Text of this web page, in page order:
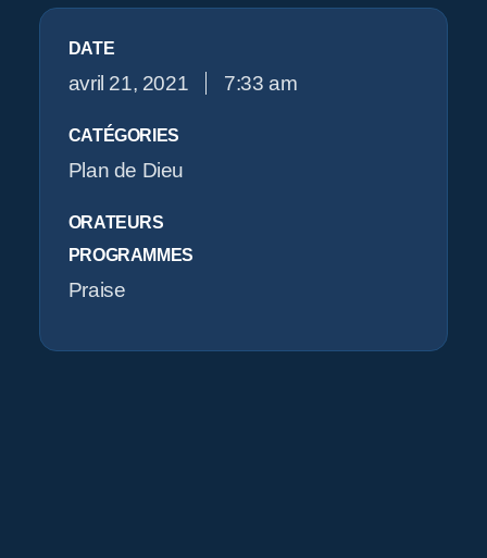
DATE
avril 21, 2021 7:33 am
CATÉGORIES
Plan de Dieu
ORATEURS
PROGRAMMES
Praise